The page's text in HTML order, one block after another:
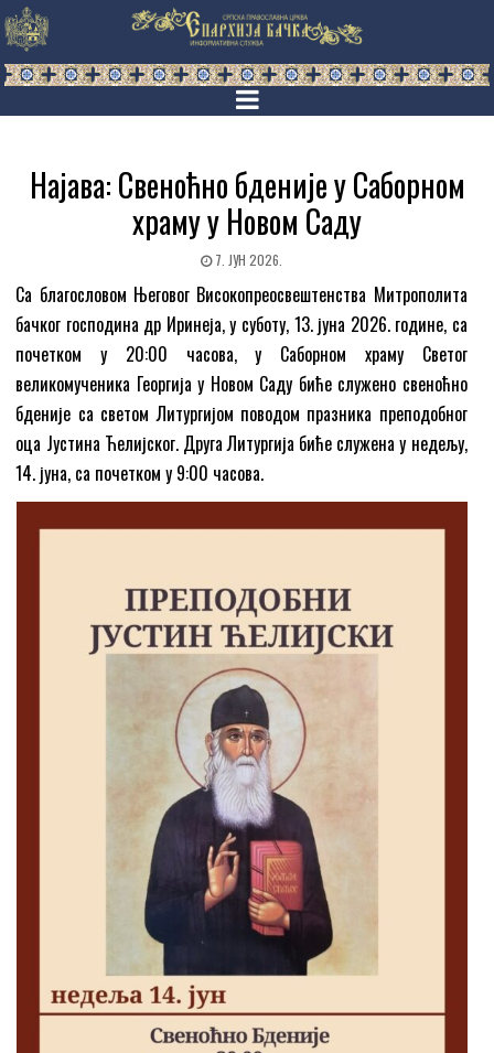
Најава: Свеноћно бденије у Саборном
храму у Новом Саду
7. ЈУН 2026.
Са благословом Његовог Високопреосвештенства Митрополита
бачког господина др Иринеја, у суботу, 13. јуна 2026. године, са
почетком у 20:00 часова, у Саборном храму Светог
великомученика Георгија у Новом Саду биће служено свеноћно
бденије са светом Литургијом поводом празника преподобног
оца Јустина Ћелијског. Друга Литургија биће служена у недељу,
14. јуна, са почетком у 9:00 часова.